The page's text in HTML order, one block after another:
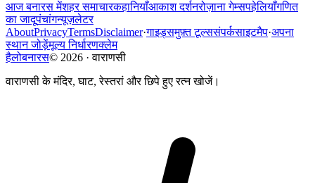
आज बनारस मेंशहर समाचारकहानियाँआकाश दर्शनरोज़ाना गेम्सपहेलियाँगणित
का जादूपंचांगन्यूज़लेटर
AboutPrivacyTermsDisclaimer·गाइड्समुफ़्त टूल्ससंपर्कसाइटमैप·अपना
स्थान जोड़ेंमूल्य निर्धारणक्लेम
हैलोबनारस© 2026 ·वाराणसी
वाराणसी के मंदिर, घाट, रेस्तरां और छिपे हुए रत्न खोजें।